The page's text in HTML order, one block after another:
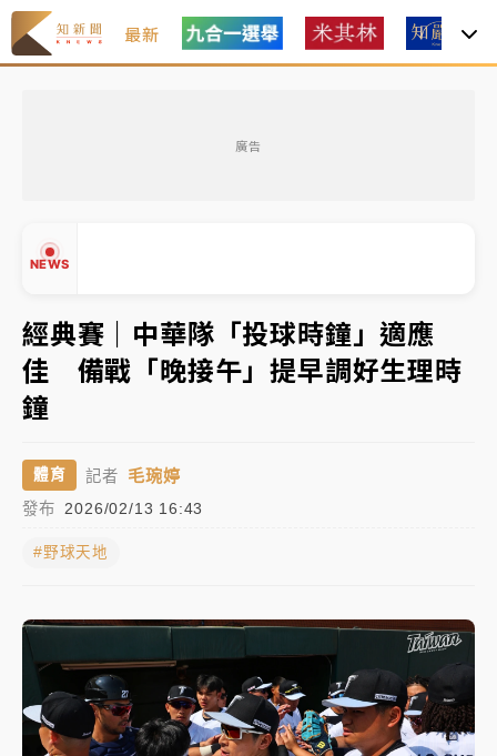
最新
廣告
NEWS
中信慈善基金會想增加董事人數！辜仲諒向法院聲請遭
駁 理由曝光
故宮《龍藏經》特展第2檔！今線上預約開賣一度塞車
周六起展出延長至晚上7時
台東農業處長涉圖利渡假村！東檢抗告成功 今重開羈
押庭
父親節泡湯了！中颱白海豚雨彈轟3天 「紅到發紫」降
雨熱區曝
女律師陳昱瑄詐慈濟10億！黃金158kg遭查扣畫面曝光
旅局回應了
中信慈善基金會想增加董事人數！辜仲諒向法院聲請遭
駁 理由曝光
故宮《龍藏經》特展第2檔！今線上預約開賣一度塞車
▼
經典賽｜中華隊「投球時鐘」適應
佳 備戰「晚接午」提早調好生理時
鐘
體育 記者 毛琬婷
發布 2026/02/13 16:43
#野球天地